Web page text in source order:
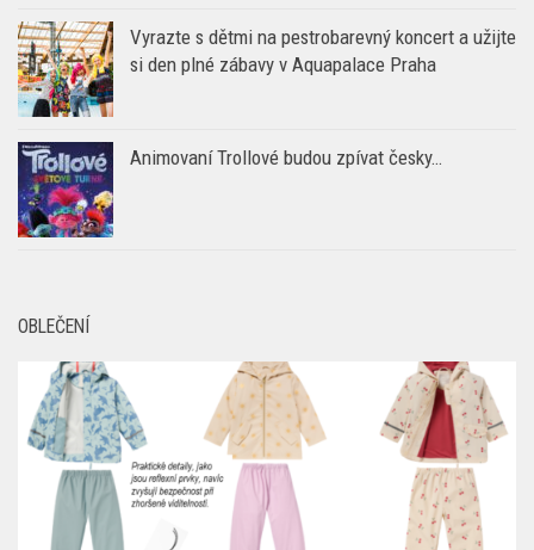
OBLEČENÍ
Do deště, do louží i na hřiště: jarní funkční oblečení pro děti z